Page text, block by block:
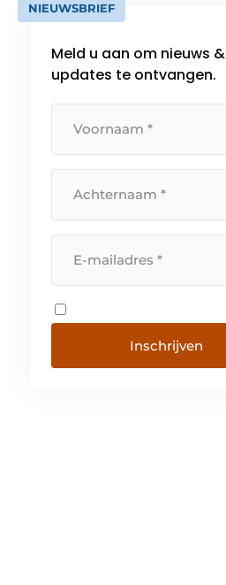
NIEUWSBRIEF
Meld u aan om nieuws &
updates te ontvangen.
Inschrijven